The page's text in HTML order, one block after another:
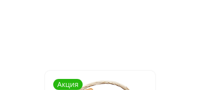
Акция